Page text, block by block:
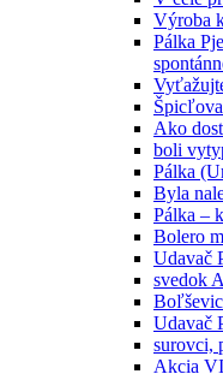
Výroba
Pálka
Ako
boli
Pálka
Byla
Pálka –
Bolero
Udavač
svedok
Udavač
surovci,
Akcia